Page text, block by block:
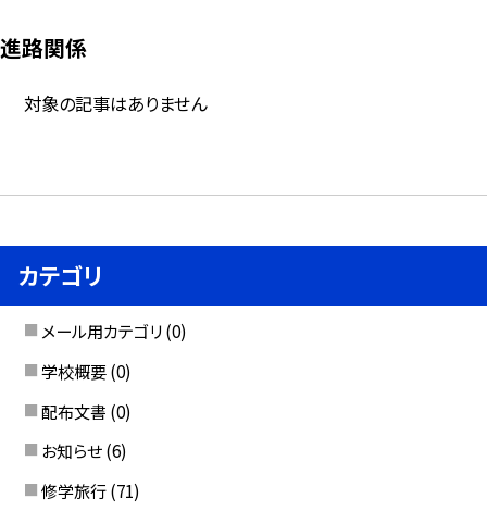
進路関係
対象の記事はありません
カテゴリ
メール用カテゴリ (0)
学校概要 (0)
配布文書 (0)
お知らせ (6)
修学旅行 (71)